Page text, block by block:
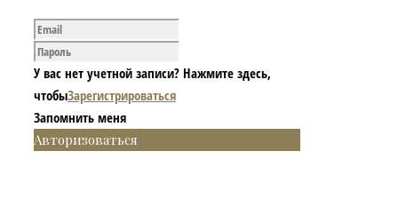
У вас нет учетной записи? Нажмите здесь,
чтобыЗарегистрироваться
Запомнить меня
Авторизоваться